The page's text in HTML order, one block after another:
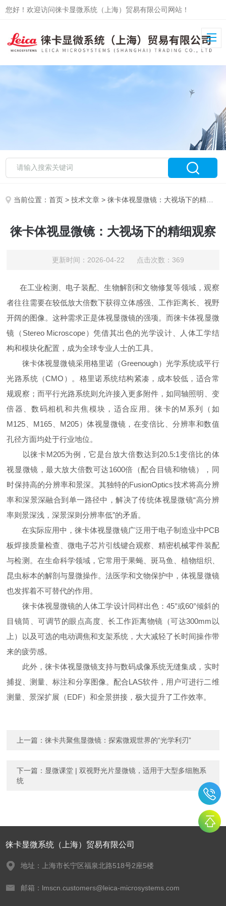
您好！欢迎访问徕卡显微系统（上海）贸易有限公司网站！
当前位置：首页 >技术文章 > 徕卡体视显微镜：大视场下的精细观察
徕卡体视显微镜：大视场下的精细观察
更新时间：2026-04-22 点击次数：369
在工业检测、电子装配、生物解剖和文物修复等领域，观察
者往往需要在较低放大倍数下获得立体感强、工作距离长、视野
开阔的图像。这种需求正是体视显微镜的强项。而徕卡体视显微
镜（Stereo Microscope）凭借其出色的光学设计、人体工学结
构和模块化配置，成为全球专业人士的工具。
徕卡体视显微镜采用格里诺（Greenough）光学系统或平行
光路系统（CMO）。格里诺系统结构紧凑，成本较低，适合常
规观察；而平行光路系统则允许接入更多附件，如同轴照明、变
倍器、数码相机和共焦模块，适合应用。徕卡的M系列（如
M125、M165、M205）体视显微镜，在变倍比、分辨率和数值
孔径方面均处于行业地位。
以徕卡M205为例，它是台放大倍数达到20.5:1变倍比的体
视显微镜，最大放大倍数可达1600倍（配合目镜和物镜），同
时保持高的分辨率和景深。其独特的FusionOptics技术将高分辨
率和深景深融合到单一路径中，解决了传统体视显微镜“高分辨
率则景深浅，深景深则分辨率低”的矛盾。
在实际应用中，徕卡体视显微镜广泛用于电子制造业中PCB
板焊接质量检查、微电子芯片引线键合观察、精密机械零件装配
与检测。在生命科学领域，它常用于果蝇、斑马鱼、植物组织、
昆虫标本的解剖与显微操作。法医学和文物保护中，体视显微镜
也发挥着不可替代的作用。
徕卡体视显微镜的人体工学设计同样出色：45°或60°倾斜的
目镜筒、可调节的眼点高度、长工作距离物镜（可达300mm以
上）以及可选的电动调焦和支架系统，大大减轻了长时间操作带
来的疲劳感。
此外，徕卡体视显微镜支持与数码成像系统无缝集成，实时
捕捉、测量、标注和分享图像。配合LAS软件，用户可进行二维
测量、景深扩展（EDF）和全景拼接，极大提升了工作效率。
上一篇：徕卡共聚焦显微镜：探索微观世界的“光学利刃”
下一篇： 显微课堂 | 双视野光片显微镜，适用于大型多细胞系
统
徕卡显微系统（上海）贸易有限公司
地址：上海市长宁区福泉北路518号2座5楼
邮箱：lmscn.customers@leica-microsystems.com